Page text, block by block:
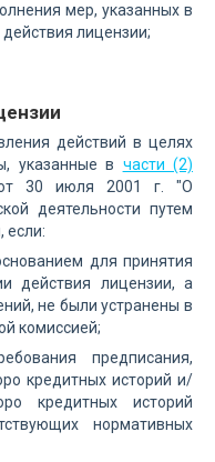
мер, указанных в
лицензии;
действий в целях
указанные в части (2)
30 июля 2001 г. "О
деятельности путем
если:
для принятия
действия лицензии, а
не были устранены в
комиссией;
предписания,
кредитных историй и/
кредитных историй
нормативных